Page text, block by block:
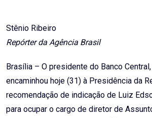
Stênio Ribeiro
Repórter da Agência Brasil
Brasília – O presidente do Banco
encaminhou hoje (31) à Presidência da
recomendação de indicação de Luiz
para ocupar o cargo de diretor de